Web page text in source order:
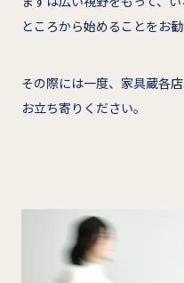
ところから始めることをお勧
その際には一度、家具蔵各
お立ち寄りください。